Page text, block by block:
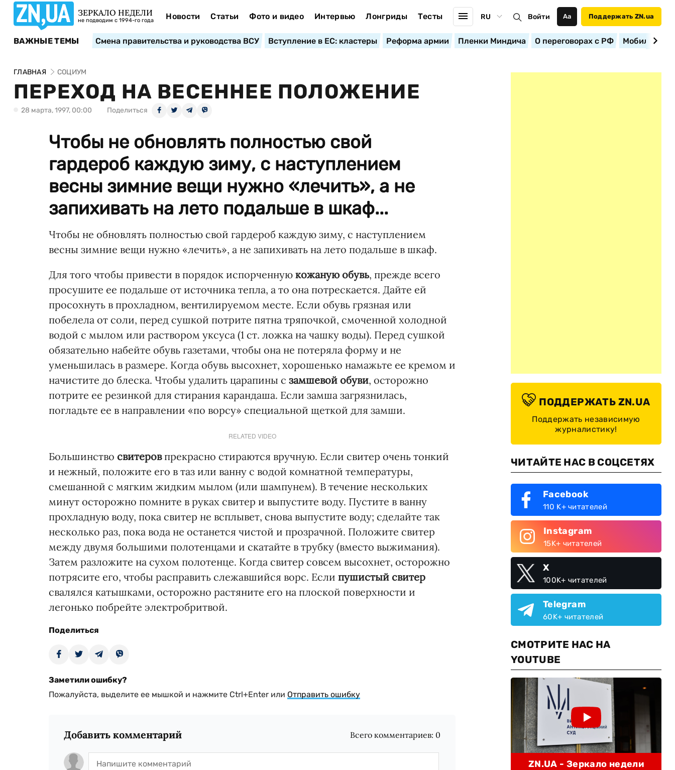
ЗЕРКАЛО НЕДЕЛИ
не подводим с 1994-го года Новости Статьи Фото и видео Интервью Лонгриды Тесты RU Войти Аа Поддержать ZN.ua
ВАЖНЫЕ ТЕМЫ Смена правительства и руководства ВСУ Вступление в ЕС: кластеры Реформа армии Пленки Миндича О переговорах с РФ
ГЛАВНАЯ СОЦИУМ
ПЕРЕХОД НА ВЕСЕННЕЕ ПОЛОЖЕНИЕ
28 марта, 1997, 00:00 Поделиться
Чтобы не обновлять полностью свой
гардероб каждую зиму, с наступлением
весны зимние вещи нужно «лечить», а не
запихивать на лето подальше в шкаф...
Чтобы не обновлять полностью свой гардероб каждую зиму, с наступлением
весны зимние вещи нужно «лечить», а не запихивать на лето подальше в шкаф.
Для того чтобы привести в порядок испорченную кожаную обувь, прежде всего
просушите ее подальше от источника тепла, а то она потрескается. Дайте ей
просохнуть в прохладном, вентилируемом месте. Если обувь грязная или
побелела от соли, перед сушкой потрите пятна тряпочкой, смоченной холодной
водой с мылом или раствором уксуса (1 ст. ложка на чашку воды). Перед сушкой
обязательно набейте обувь газетами, чтобы она не потеряла форму и не
уменьшилась в размере. Когда обувь высохнет, хорошенько намажьте ее кремом и
начистите до блеска. Чтобы удалить царапины с замшевой обуви, осторожно
потрите ее резинкой для стирания карандаша. Если замша загрязнилась,
погладьте ее в направлении «по ворсу» специальной щеткой для замши.
RELATED VIDEO
Большинство свитеровпрекрасно стираются вручную. Если свитер очень тонкий
и нежный, положите его в таз или ванну с водой комнатной температуры,
смешанной с мягким жидким мылом (или шампунем). В течение нескольких
минут осторожно помните в руках свитер и выпустите воду. Пустите в ванну
прохладную воду, пока свитер не всплывет, снова выпустите воду; сделайте так
несколько раз, пока вода не останется чистой и прозрачной. Положите свитер
между двумя большими полотенцами и скатайте в трубку (вместо выжимания).
Затем разложите на сухом полотенце. Когда свитер совсем высохнет, осторожно
потрясите его, чтобы расправить слежавшийся ворс. Если пушистый свитер
свалялся катышками, осторожно растяните его на плоской поверхности и
легонько побрейте электробритвой.
Поделиться
Заметили ошибку?
Пожалуйста, выделите ее мышкой и нажмите Ctrl+Enter или Отправить ошибку
Добавить комментарий Всего комментариев: 0
ПОДДЕРЖАТЬ ZN.UA
Поддержать независимую
журналистику!
ЧИТАЙТЕ НАС В СОЦСЕТЯХ
Facebook
110 K+ читателей
Instagram
15K+ читателей
X
100K+ читателей
Telegram
60K+ читателей
СМОТРИТЕ НАС НА
YOUTUBE
ZN.UA - Зеркало недели